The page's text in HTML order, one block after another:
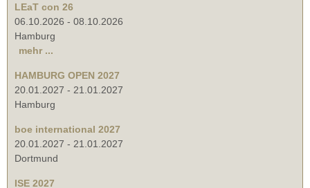
LEaT con 26
06.10.2026 - 08.10.2026
Hamburg
mehr ...
HAMBURG OPEN 2027
20.01.2027 - 21.01.2027
Hamburg
boe international 2027
20.01.2027 - 21.01.2027
Dortmund
ISE 2027